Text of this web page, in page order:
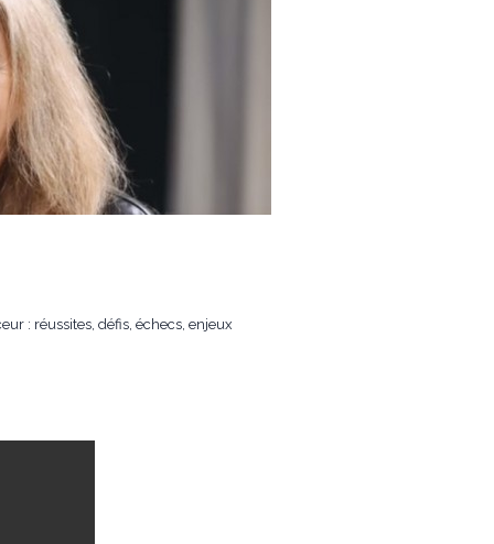
: réussites, défis, échecs, enjeux